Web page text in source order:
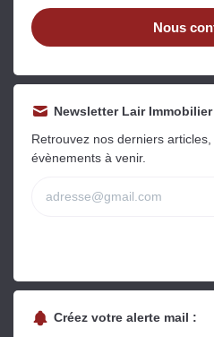
Nous
Newsletter Lair Immobilier
Retrouvez nos derniers
évènements à venir.
Créez votre alerte mail :